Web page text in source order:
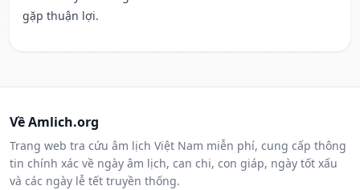
gặp thuận lợi.
Về Amlich.org
Trang web tra cứu âm lịch Việt Nam miễn phí, cung cấp thông
tin chính xác về ngày âm lịch, can chi, con giáp, ngày tốt xấu
và các ngày lễ tết truyền thống.